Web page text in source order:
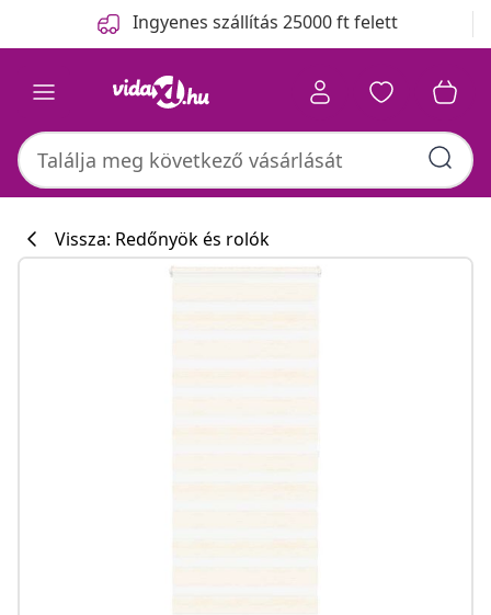
Ingyenes szállítás 25000 ft felett
Vissza: Redőnyök és rolók